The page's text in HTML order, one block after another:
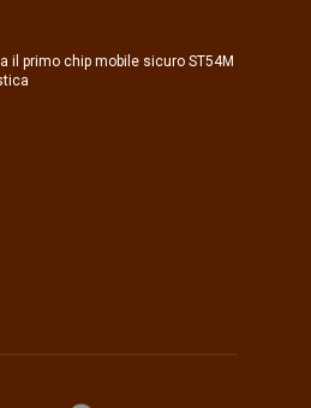
il primo chip mobile sicuro ST54M